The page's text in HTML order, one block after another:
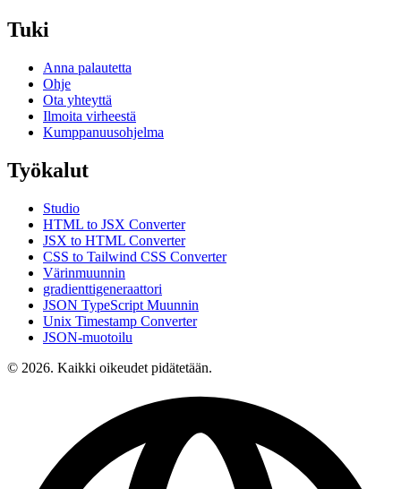
Tuki
Anna palautetta
Ohje
Ota yhteyttä
Ilmoita virheestä
Kumppanuusohjelma
Työkalut
Studio
HTML to JSX Converter
JSX to HTML Converter
CSS to Tailwind CSS Converter
Värinmuunnin
gradienttigeneraattori
JSON TypeScript Muunnin
Unix Timestamp Converter
JSON-muotoilu
© 2026. Kaikki oikeudet pidätetään.